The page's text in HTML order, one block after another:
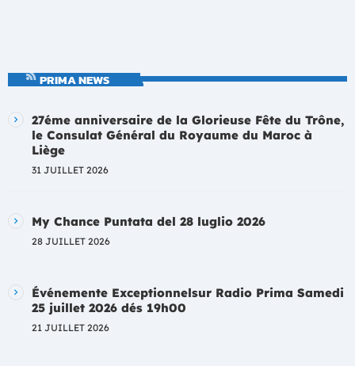
PRIMA NEWS
27éme anniversaire de la Glorieuse Fête du Trône,
le Consulat Général du Royaume du Maroc à
Liège
31 JUILLET 2026
My Chance Puntata del 28 luglio 2026
28 JUILLET 2026
Événemente Exceptionnelsur Radio Prima Samedi
25 juillet 2026 dés 19h00
21 JUILLET 2026